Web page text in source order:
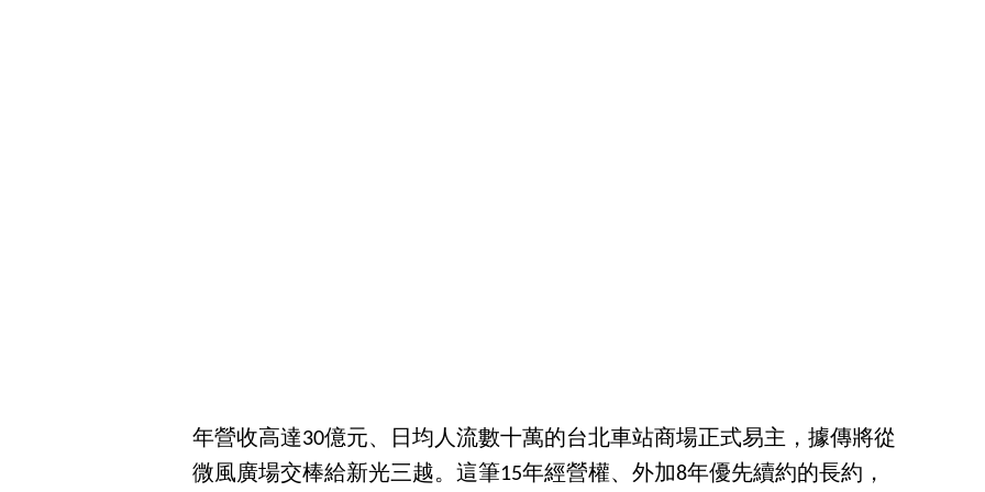
年營收高達30億元、日均人流數十萬的台北車站商場正式易主，據傳將從
微風廣場交棒給新光三越。這筆15年經營權、外加8年優先續約的長約，